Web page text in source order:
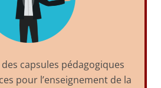
capsules pédagogiques
pour l’enseignement de la